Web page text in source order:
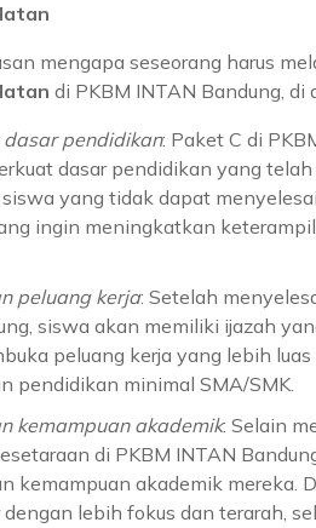
mengapa seseorang harus
di PKBM INTAN Bandung, di
pendidikan: Paket C di
dasar pendidikan yang
yang tidak dapat
ingin meningkatkan
peluang kerja: Setelah
siswa akan memiliki ijazah
peluang kerja yang lebih
pendidikan minimal SMA/SMK.
kemampuan akademik: Selain
di PKBM INTAN
kemampuan akademik mereka.
lebih fokus dan terarah,